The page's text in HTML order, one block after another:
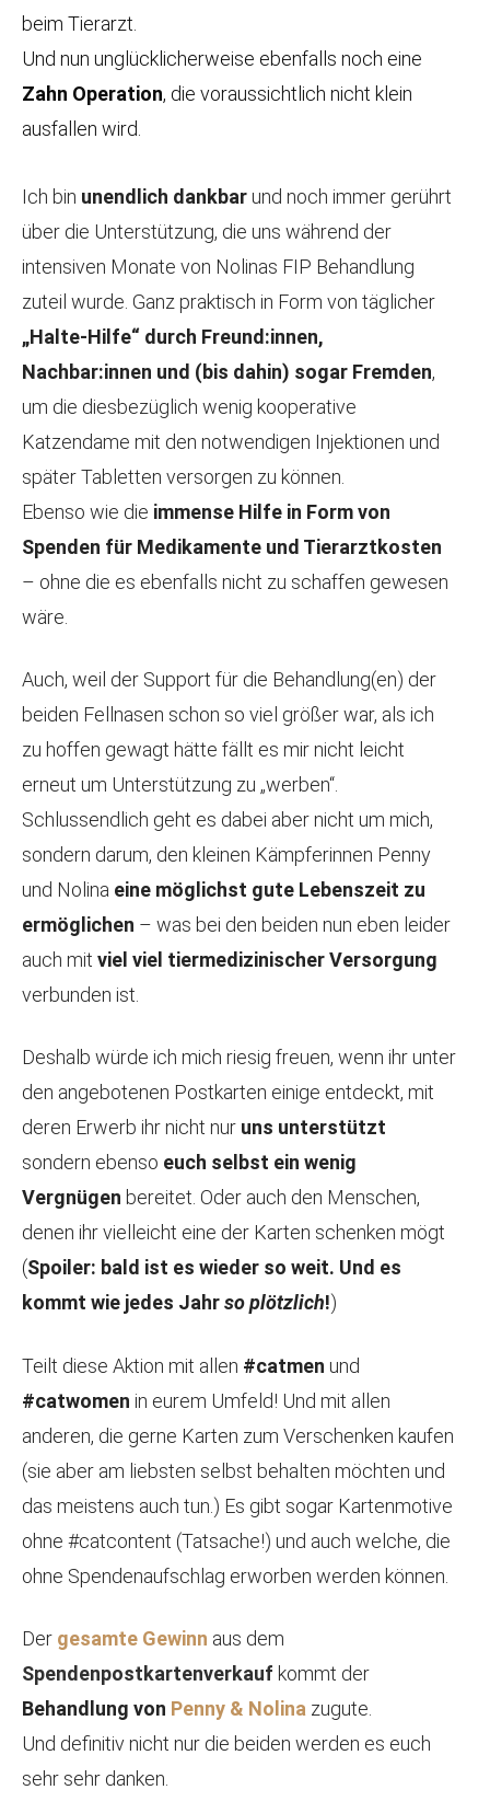
beim Tierarzt.
Und nun unglücklicherweise ebenfalls noch eine
Zahn Operation, die voraussichtlich nicht klein
ausfallen wird.
Ich bin unendlich dankbarund noch immer gerührt
über die Unterstützung, die uns während der
intensiven Monate von Nolinas FIP Behandlung
zuteil wurde. Ganz praktisch in Form von täglicher
„Halte-Hilfe“ durch Freund:innen,
Nachbar:innen und (bis dahin) sogar Fremden,
um die diesbezüglich wenig kooperative
Katzendame mit den notwendigen Injektionen und
später Tabletten versorgen zu können.
Ebenso wie die immense Hilfe in Form von
Spenden für Medikamente und Tierarztkosten
– ohne die es ebenfalls nicht zu schaffen gewesen
wäre.
Auch, weil der Support für die Behandlung(en) der
beiden Fellnasen schon so viel größer war, als ich
zu hoffen gewagt hätte fällt es mir nicht leicht
erneut um Unterstützung zu „werben“.
Schlussendlich geht es dabei aber nicht um mich,
sondern darum, den kleinen Kämpferinnen Penny
und Nolina eine möglichst gute Lebenszeit zu
ermöglichen – was bei den beiden nun eben leider
auch mit viel viel tiermedizinischer Versorgung
verbunden ist.
Deshalb würde ich mich riesig freuen, wenn ihr unter
den angebotenen Postkarten einige entdeckt, mit
deren Erwerb ihr nicht nur uns unterstützt
sondern ebenso euch selbst ein wenig
Vergnügen bereitet. Oder auch den Menschen,
denen ihr vielleicht eine der Karten schenken mögt
(Spoiler: bald ist es wieder so weit. Und es
kommt wie jedes Jahrsoplötzlich!)
Teilt diese Aktion mit allen #catmen und
#catwomen in eurem Umfeld! Und mit allen
anderen, die gerne Karten zum Verschenken kaufen
(sie aber am liebsten selbst behalten möchten und
das meistens auch tun.) Es gibt sogar Kartenmotive
ohne #catcontent (Tatsache!) und auch welche, die
ohne Spendenaufschlag erworben werden können.
Der gesamte Gewinn aus dem
Spendenpostkartenverkauf kommt der
Behandlung von Penny & Nolina zugute.
Und definitiv nicht nur die beiden werden es euch
sehr sehr danken.